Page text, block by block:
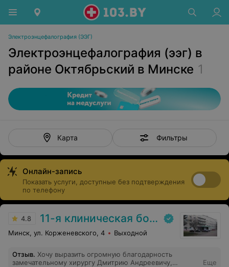
Электроэнцефалография (ЭЭГ)
Электроэнцефалография (ээг) в
районе Октябрьский в Минске 1
Карта Фильтры
Онлайн-запись
Показать услуги, доступные без подтверждения
по телефону
4.8 11-я клиническая больница
Минск, ул. Корженевского, 4 Выходной
Отзыв. Хочу выразить огромную благодарность
замечательному хирургу Дмитрию Андреевичу,
Еще